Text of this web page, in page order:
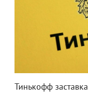
Тинькофф заставка